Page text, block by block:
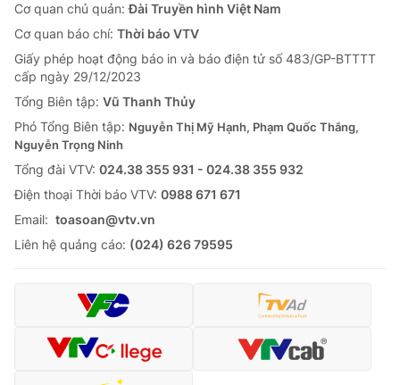
Cơ quan chủ quản:Đài Truyền hình Việt Nam
Cơ quan báo chí: Thời báo VTV
Giấy phép hoạt động báo in và báo điện tử số 483/GP-BTTTT
cấp ngày 29/12/2023
Tổng Biên tập: Vũ Thanh Thủy
Phó Tổng Biên tập: Nguyễn Thị Mỹ Hạnh, Phạm Quốc Thắng,
Nguyễn Trọng Ninh
Tổng đài VTV: 024.38 355 931 - 024.38 355 932
Ðiện thoại Thời báo VTV: 0988 671 671
Email: toasoan@vtv.vn
Liên hệ quảng cáo: (024) 626 79595